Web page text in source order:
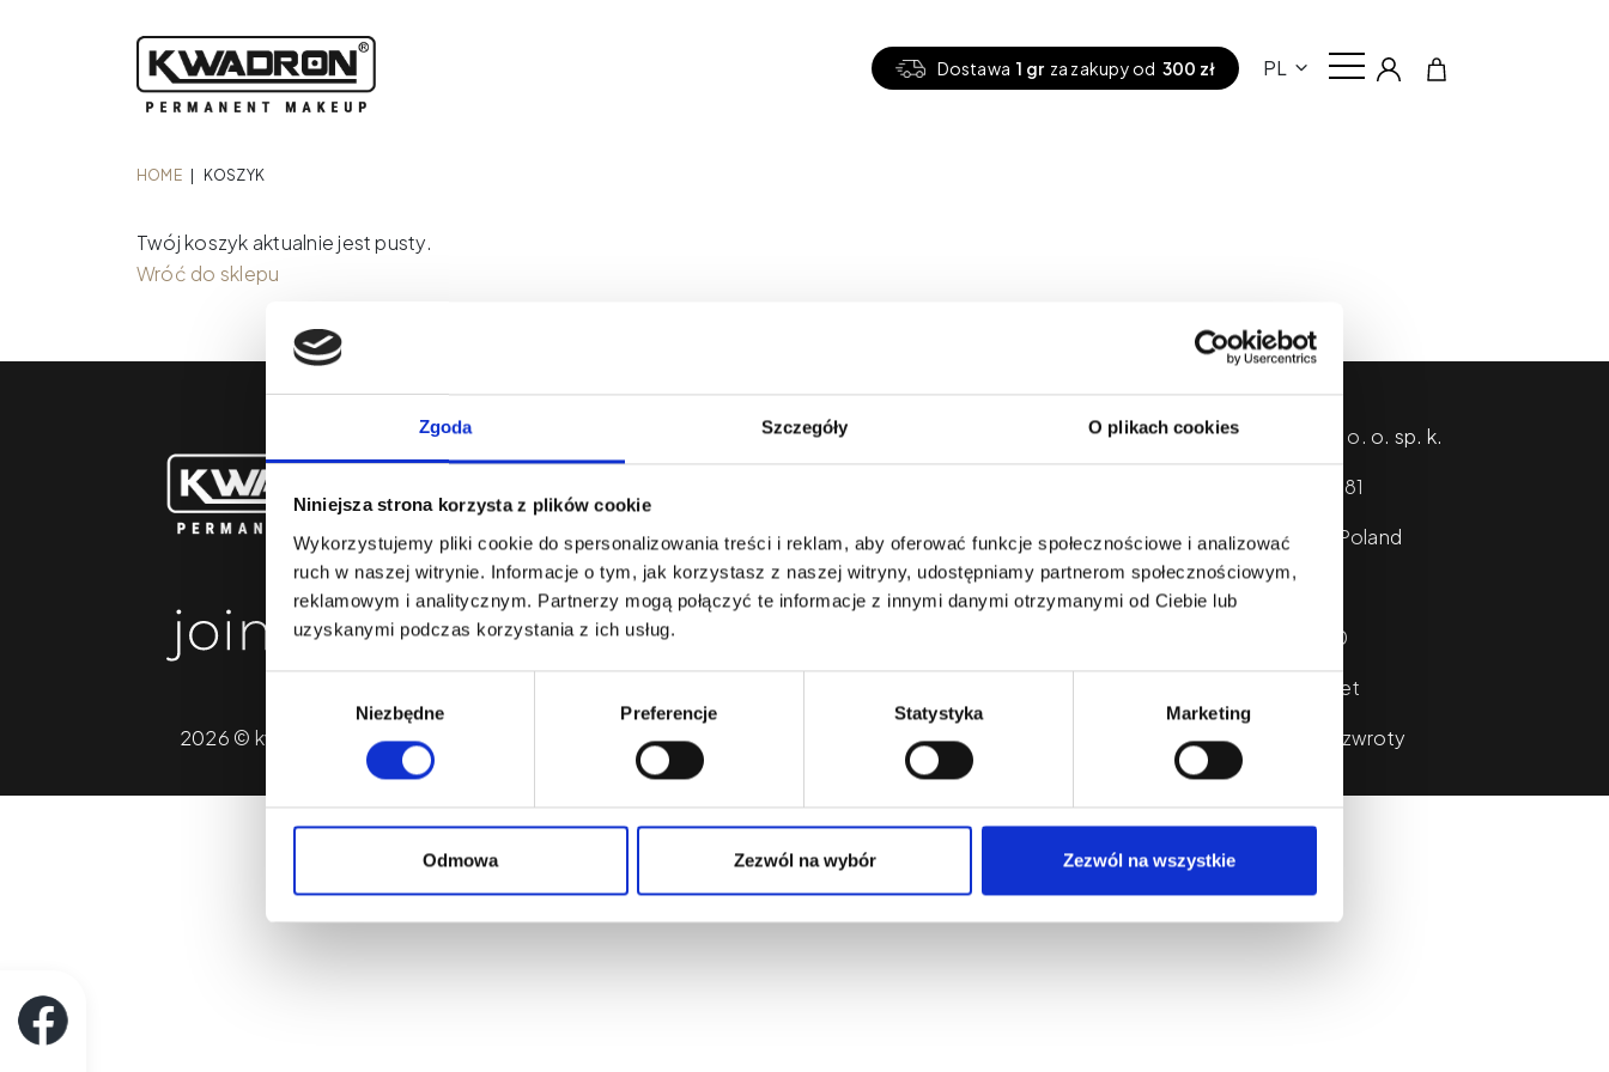
Zgoda Szczegóły O plikach cookies
Niniejsza strona korzysta z plików cookie
Wykorzystujemy pliki cookie do spersonalizowania treści i reklam, aby oferować funkcje społecznościowe i analizować
ruch w naszej witrynie. Informacje o tym, jak korzystasz z naszej witryny, udostępniamy partnerom społecznościowym,
reklamowym i analitycznym. Partnerzy mogą połączyć te informacje z innymi danymi otrzymanymi od Ciebie lub
uzyskanymi podczas korzystania z ich usług.
Niezbędne Preferencje Statystyka Marketing
Odmowa Zezwól na wybór Zezwól na wszystkie
Dostawa 1 grza zakupy od 300 zł PL
HOME KOSZYK
Twój koszyk aktualnie jest pusty.
Wróć do sklepu
Blog joinPMU Karty Charakterystyki
KWADRON Sp. z o. o. sp. k.
ul. Sosnowiecka 81
31-345 Kraków, Poland
+48 666 601 666
+48 12 282 70 60
info@kwadron.net
2026 © kwadronopmu.com - Wszelkie prawa zastrzeżone
Polityka prywatności Reklamacje i zwroty